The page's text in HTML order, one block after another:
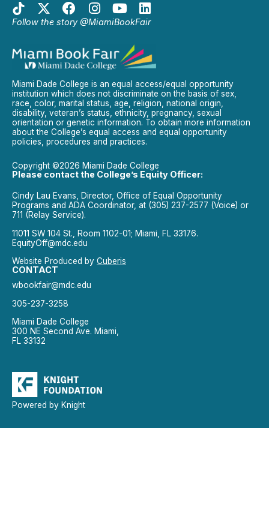
Follow the story @MiamiBookFair
Miami Dade College is an equal access/equal opportunity
institution which does not discriminate on the basis of sex,
race, color, marital status, age, religion, national origin,
disability, veteran’s status, ethnicity, pregnancy, sexual
orientation or genetic information. To obtain more information
about the College’s equal access and equal opportunity
policies, procedures and practices.
Copyright ©2026 Miami Dade College
Please contact the College’s Equity Officer:
Cindy Lau Evans, Director, Office of Equal Opportunity
Programs and ADA Coordinator, at (305) 237-2577 (Voice) or
711 (Relay Service).
11011 SW 104 St., Room 1102-01; Miami, FL 33176.
EquityOff@mdc.edu
Website Produced by Cuberis
CONTACT
wbookfair@mdc.edu
305-237-3258
Miami Dade College
300 NE Second Ave. Miami,
FL 33132
Powered by Knight